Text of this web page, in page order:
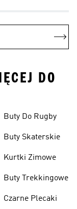
DO
Buty Do Rugby
Buty Skaterskie
Kurtki Zimowe
Buty Trekkingowe
Czarne Plecaki